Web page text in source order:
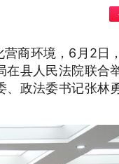
营商环境，6月2日
在县人民法院联合
、政法委书记张林